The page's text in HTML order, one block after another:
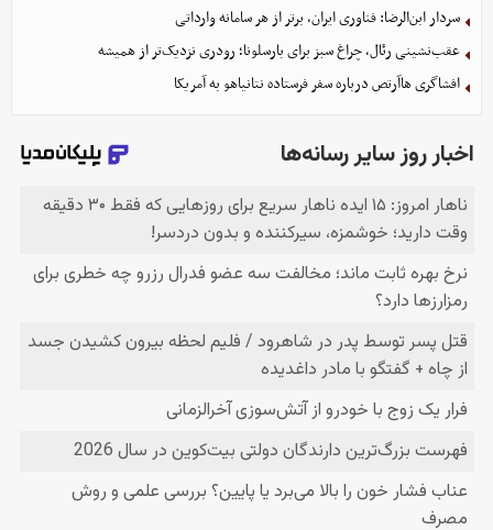
سردار ابن‌الرضا: فناوری ایران، برتر از هر سامانه وارداتی
عقب‌نشینی رئال، چراغ سبز برای بارسلونا؛ رودری نزدیک‌تر از همیشه
افشاگری هاآرتص درباره سفر فرستاده نتانیاهو به آمریکا